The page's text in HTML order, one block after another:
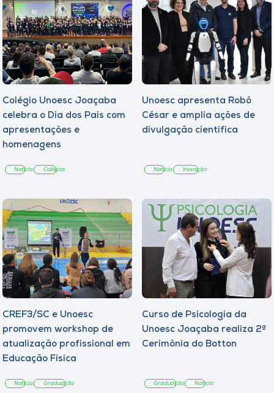
Colégio Unoesc Joaçaba
celebra o Dia dos Pais com
apresentações e
homenagens
Notícia Colégios
Unoesc apresenta Robô
César e amplia ações de
divulgação científica
Notícia Inovação
CREF3/SC e Unoesc
promovem workshop de
atualização profissional em
Educação Física
Notícia Graduação
Curso de Psicologia da
Unoesc Joaçaba realiza 2ª
Cerimônia do Botton
Graduação Notícia